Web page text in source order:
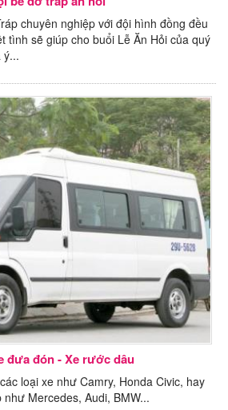
chuyên nghiệp với đội hình đồng đều
tình sẽ giúp cho buổi Lễ Ăn Hỏi của quý
ý...
đưa đón - Xe rước dâu
loại xe như Camry, Honda Civic, hay
Mercedes, Audi, BMW...